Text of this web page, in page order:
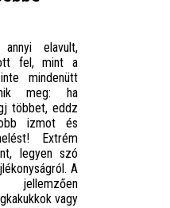
elavult,
fel, mint a
mindenütt
meg: ha
többet, eddz
izmot és
Extrém
legyen szó
A
vagy